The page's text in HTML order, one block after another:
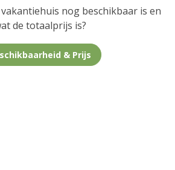
nog beschikbaar is en
de totaalprijs is?
& Prijs